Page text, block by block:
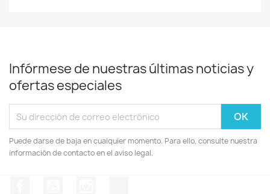
Infórmese de nuestras últimas noticias y
ofertas especiales
Puede darse de baja en cualquier momento. Para ello, consulte nuestra
información de contacto en el aviso legal.